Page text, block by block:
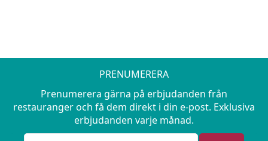
PRENUMERERA
Prenumerera gärna på erbjudanden från
restauranger och få dem direkt i din e-post. Exklusiva
erbjudanden varje månad.